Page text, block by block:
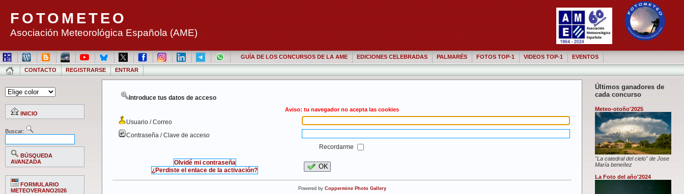
FOTOMETEO
Asociación Meteorológica Española (AME)
GUÍA DE LOS CONCURSOS DE LA AME EDICIONES CELEBRADAS PALMARÉS FOTOS TOP-1 VIDEOS TOP-1 EVENTOS
CONTACTO REGISTRARSE ENTRAR
INICIO
Buscar:
BÚSQUEDA
AVANZADA
FORMULARIO
METEOVERANO2026
Últimos ganadores de
cada concurso
Meteo-otoño'2025
"La catedral del cielo" de Jose
María beneítez
La Foto del año'2024
Introduce tus datos de acceso
Aviso: tu navegador no acepta las cookies
Usuario / Correo
Contraseña / Clave de acceso
Recordarme
Olvidé mi contraseña
¿Perdiste el enlace de la activación?
OK
Powered by Coppermine Photo Gallery